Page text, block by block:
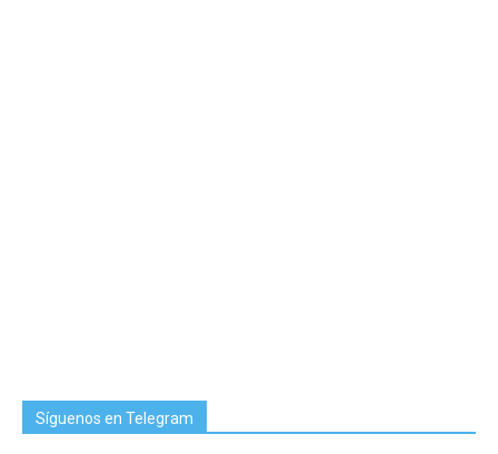
Síguenos en Telegram